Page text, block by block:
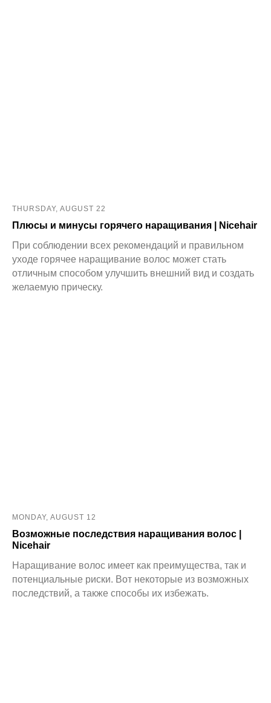
THURSDAY, AUGUST 22
Плюсы и минусы горячего наращивания | Nicehair
При соблюдении всех рекомендаций и правильном
уходе горячее наращивание волос может стать
отличным способом улучшить внешний вид и создать
желаемую прическу.
MONDAY, AUGUST 12
Возможные последствия наращивания волос |
Nicehair
Наращивание волос имеет как преимущества, так и
потенциальные риски. Вот некоторые из возможных
последствий, а также способы их избежать.